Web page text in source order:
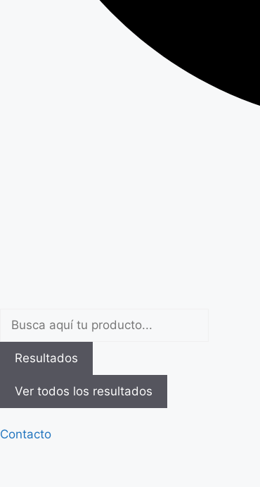
Resultados
Ver todos los resultados
Contacto